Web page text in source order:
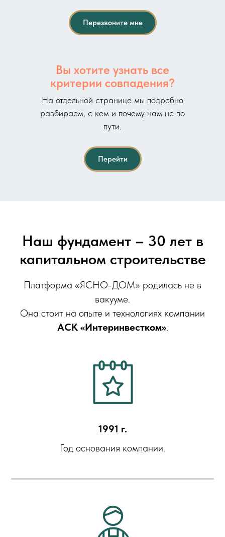
Перезвоните мне
Вы хотите узнать все
критерии совпадения?
На отдельной странице мы подробно
разбираем, с кем и почему нам не по
пути.
Перейти
Наш фундамент – 30 лет в
капитальном строительстве
Платформа «ЯСНО-ДОМ» родилась не в
вакууме.
Она стоит на опыте и технологиях компании
АСК «Интеринвестком».
1991 г.
Год основания компании.